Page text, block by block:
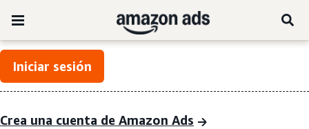
Iniciar sesión
Crea una cuenta de Amazon Ads